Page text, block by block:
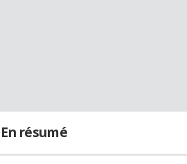
En résumé